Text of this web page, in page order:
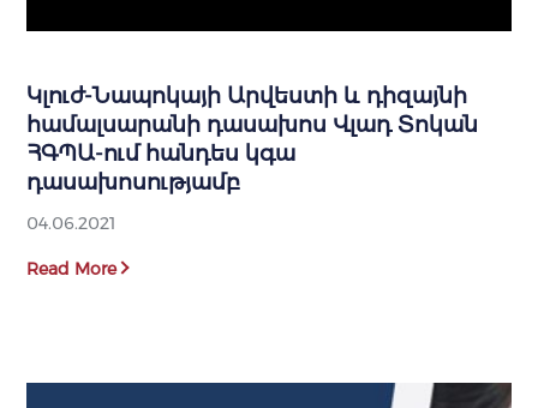
Կլուժ-Նապոկայի Արվեստի և դիզայնի
համալսարանի դասախոս Վլադ Տոկան
ՀԳՊԱ-ում հանդես կգա
դասախոսությամբ
04.06.2021
Read More